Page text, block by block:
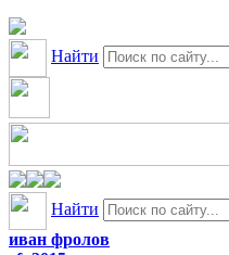
Найти
Найти
иван фролов